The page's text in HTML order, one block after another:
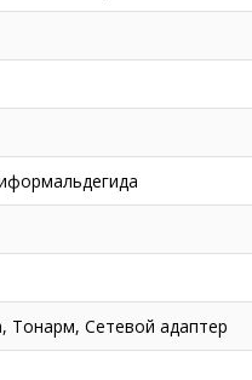
Тонарм, Cетевой адаптер